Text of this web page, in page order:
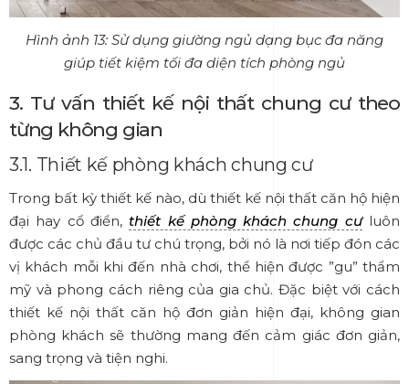
Hình ảnh 13: Sử dụng giường ngủ dạng bục đa năng
giúp tiết kiệm tối đa diện tích phòng ngủ
3. Tư vấn thiết kế nội thất chung cư theo
từng không gian
3.1. Thiết kế phòng khách chung cư
Trong bất kỳ thiết kế nào, dù thiết kế nội thất căn hộ hiện
đại hay cổ điển, thiết kế phòng khách chung cưluôn
được các chủ đầu tư chú trọng, bởi nó là nơi tiếp đón các
vị khách mỗi khi đến nhà chơi, thể hiện được ”gu” thẩm
mỹ và phong cách riêng của gia chủ. Đặc biệt với cách
thiết kế nội thất căn hộ đơn giản hiện đại, không gian
phòng khách sẽ thường mang đến cảm giác đơn giản,
sang trọng và tiện nghi.